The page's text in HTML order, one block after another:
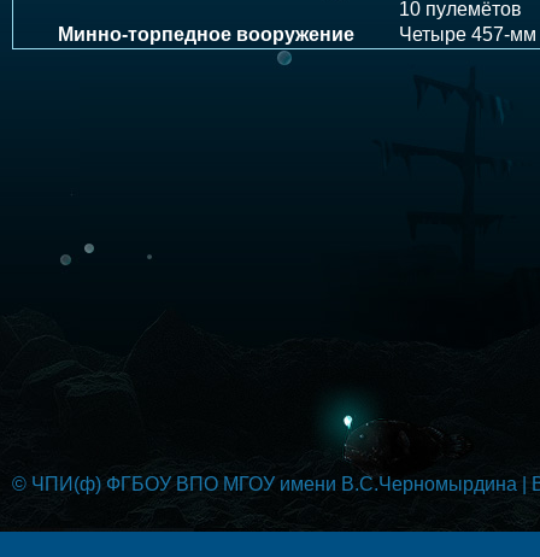
10 пулемётов
Минно-торпедное вооружение
Четыре 457-мм
© ЧПИ(ф) ФГБОУ ВПО МГОУ имени В.С.Черномырдина |